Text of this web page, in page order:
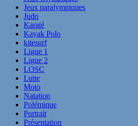
Jeux paralympiques
Judo
Karaté
Kayak Polo
kitesurf
Ligue 1
Ligue 2
LOSC
Lutte
Moto
Natation
Polémique
Portrait
Présentation